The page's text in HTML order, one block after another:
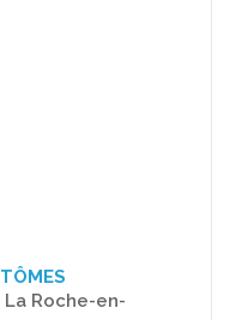
La Roche-en-